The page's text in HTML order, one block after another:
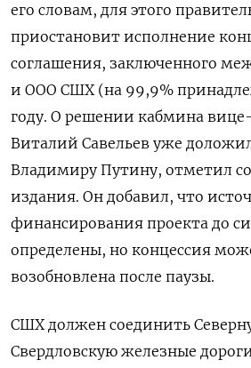
его словам, для этого
приостановит исполнение
соглашения, заключенного
и ООО СШХ (на 99,9%
году. О решении кабмина
Виталий Савельев уже
Владимиру Путину, отметил
издания. Он добавил, что
финансирования проекта до
определены, но концессия
возобновлена после паузы.
СШХ должен соединить
Свердловскую железные